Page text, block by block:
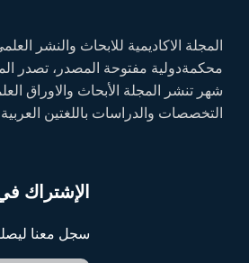
المجلة الاكاديمية للابحاث والنشر
محكمةدولية مفتوحة المصدر، تصدر
شهر تنشر المجلة الأبحاث والاوراق
التخصصات والدراسات باللغتين العربية
الإشتراك
سجل معنا